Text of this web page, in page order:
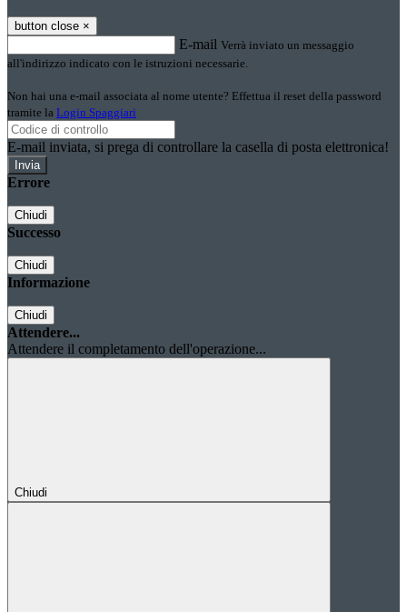
button close ×
E-mail Verrà inviato un messaggio
all'indirizzo indicato con le istruzioni necessarie.
Non hai una e-mail associata al nome utente? Effettua il reset della password
tramite la Login Spaggiari
E-mail inviata, si prega di controllare la casella di posta elettronica!
Errore
Chiudi
Successo
Chiudi
Informazione
Chiudi
Attendere...
Attendere il completamento dell'operazione...
Chiudi